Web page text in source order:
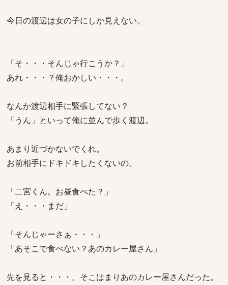
今日の渡辺は女の子にしか見えない。
「そ・・・そんじゃ行こうか？」
あれ・・・？俺おかしい・・・。
なんか渡辺相手に緊張してない？
「うん」といって俺に並んで歩く渡辺。
あまり近づかないでくれ。
お前相手にドキドキしたくないの。
「二宮くん。お昼食べた？」
「え・・・まだ」
「そんじゃーさぁ・・・」
「あそこで食べない？あのカレー屋さん」
先を見ると・・・。そこはまりあのカレー屋さんだった。